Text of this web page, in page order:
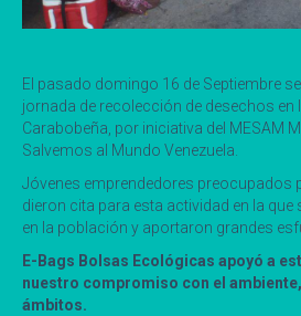
El pasado domingo 16 de Septiembre
jornada de recolección de desechos en
Carabobeña, por iniciativa del MESAM
Salvemos al Mundo Venezuela.
Jóvenes emprendedores preocupados
dieron cita para esta actividad en la
en la población y aportaron grandes
E-Bags Bolsas Ecológicas apoyó a
nuestro compromiso con el
ámbitos.